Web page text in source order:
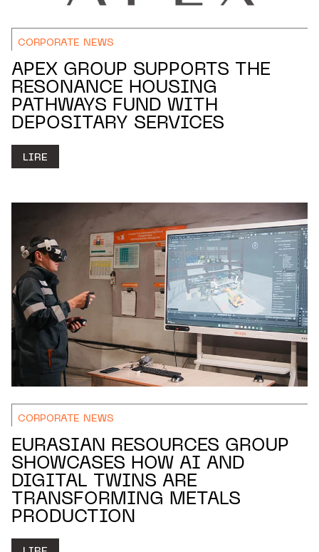
CORPORATE NEWS
APEX GROUP SUPPORTS THE
RESONANCE HOUSING
PATHWAYS FUND WITH
DEPOSITARY SERVICES
LIRE
CORPORATE NEWS
EURASIAN RESOURCES GROUP
SHOWCASES HOW AI AND
DIGITAL TWINS ARE
TRANSFORMING METALS
PRODUCTION